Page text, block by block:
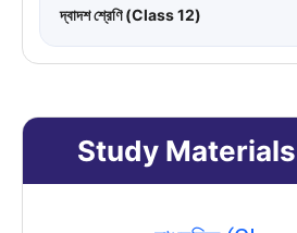
দ্বাদশ শ্রেণি (Class 12)
Study